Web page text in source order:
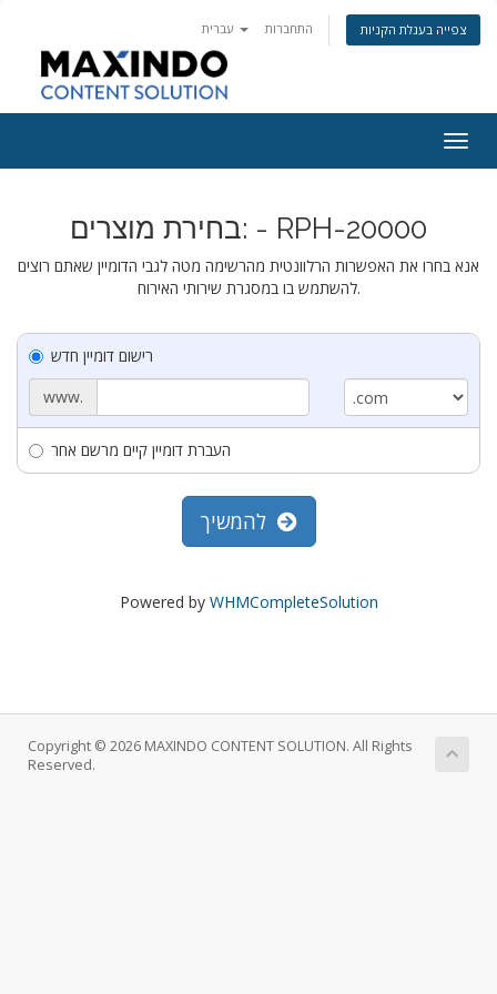
התחברות צפייה בעגלת הקניות
בחירת מוצרים: - RPH-20000
אנא בחרו את האפשרות הרלוונטית מהרשימה מטה לגבי הדומיין שאתם רוצים
להשתמש בו במסגרת שירותי האירוח.
רישום דומיין חדש
www.
העברת דומיין קיים מרשם אחר
להמשיך
Powered by WHMCompleteSolution
Copyright © 2026 MAXINDO CONTENT SOLUTION. All Rights
Reserved.